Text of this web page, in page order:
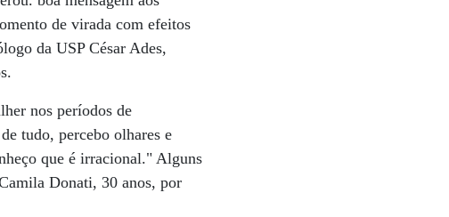
de virada com efeitos
da USP César Ades,
nos períodos de
tudo, percebo olhares e
que é irracional." Alguns
Donati, 30 anos, por